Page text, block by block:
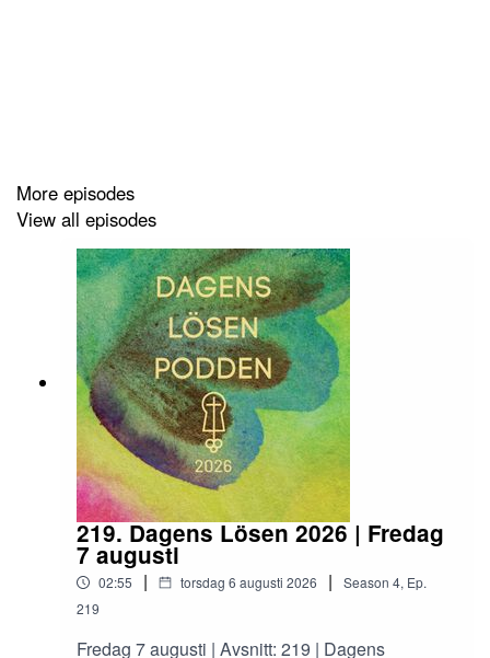
More episodes
View all episodes
219. Dagens Lösen 2026 | Fredag
7 augusti
02:55 | torsdag 6 augusti 2026 | Season 4, Ep.
219
Fredag 7 augusti | Avsnitt: 219 | Dagens